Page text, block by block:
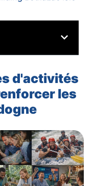
d'activités
les